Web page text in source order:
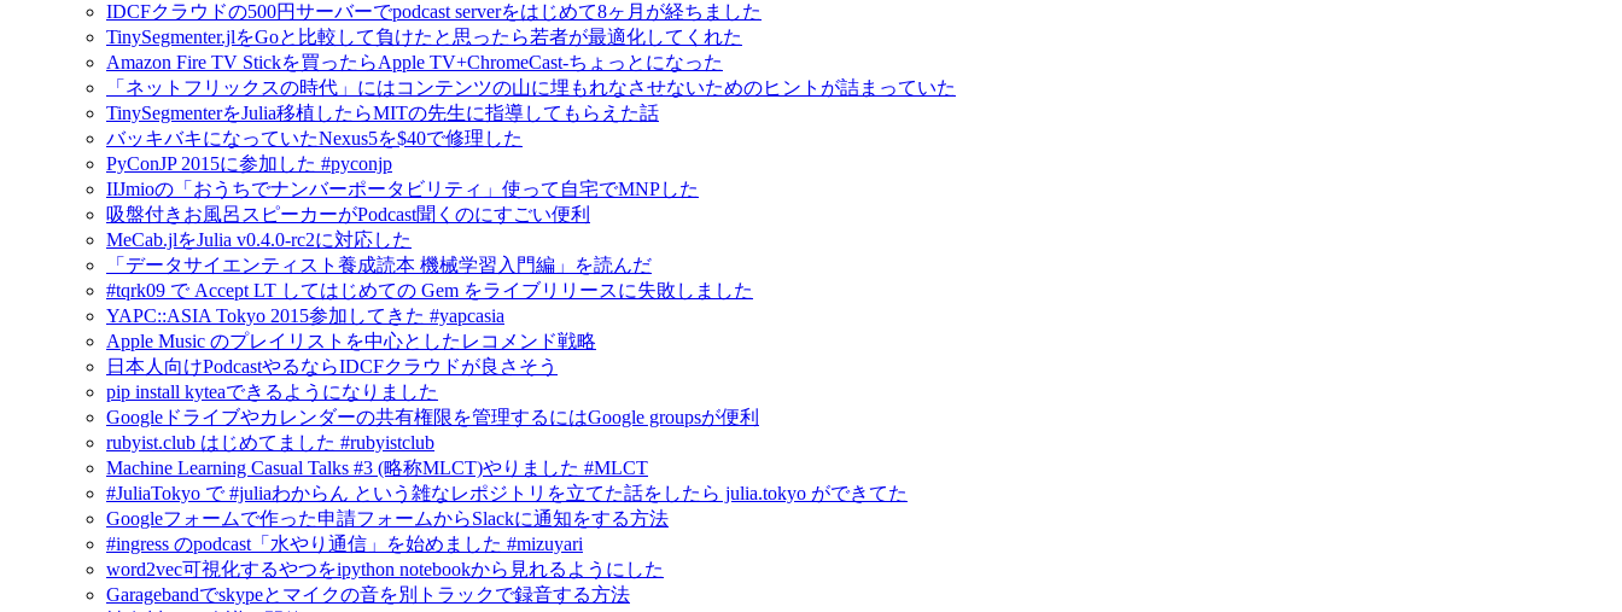
IDCFクラウドの500円サーバーでpodcast serverをはじめて8ヶ月が経ちました
TinySegmenter.jlをGoと比較して負けたと思ったら若者が最適化してくれた
Amazon Fire TV Stickを買ったらApple TV+ChromeCast-ちょっとになった
「ネットフリックスの時代」にはコンテンツの山に埋もれなさせないためのヒントが詰まっていた
TinySegmenterをJulia移植したらMITの先生に指導してもらえた話
バッキバキになっていたNexus5を$40で修理した
PyConJP 2015に参加した #pyconjp
IIJmioの「おうちでナンバーポータビリティ」使って自宅でMNPした
吸盤付きお風呂スピーカーがPodcast聞くのにすごい便利
MeCab.jlをJulia v0.4.0-rc2に対応した
「データサイエンティスト養成読本 機械学習入門編」を読んだ
#tqrk09 で Accept LT してはじめての Gem をライブリリースに失敗しました
YAPC::ASIA Tokyo 2015参加してきた #yapcasia
Apple Music のプレイリストを中心としたレコメンド戦略
日本人向けPodcastやるならIDCFクラウドが良さそう
pip install kyteaできるようになりました
Googleドライブやカレンダーの共有権限を管理するにはGoogle groupsが便利
rubyist.club はじめてました #rubyistclub
Machine Learning Casual Talks #3 (略称MLCT)やりました #MLCT
#JuliaTokyo で #juliaわからん という雑なレポジトリを立てた話をしたら julia.tokyo ができてた
Googleフォームで作った申請フォームからSlackに通知をする方法
#ingress のpodcast「水やり通信」を始めました #mizuyari
word2vec可視化するやつをipython notebookから見れるようにした
Garagebandでskypeとマイクの音を別トラックで録音する方法